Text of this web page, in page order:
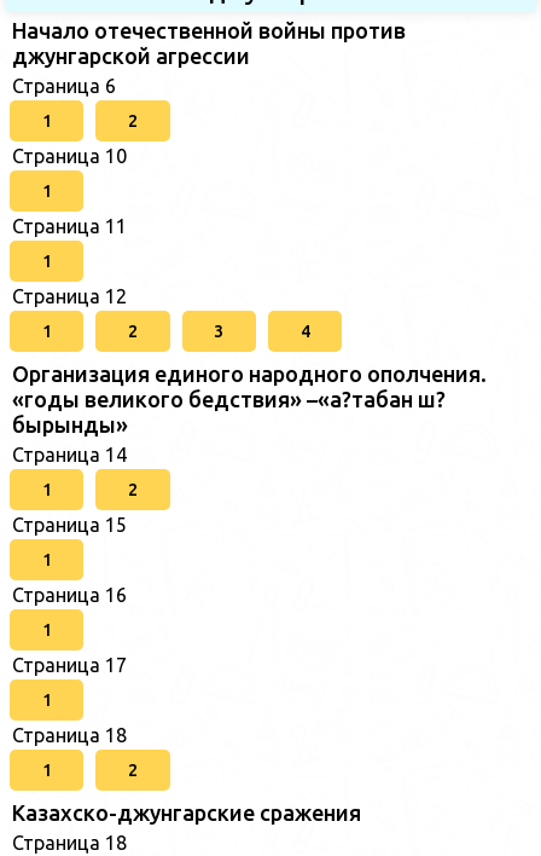
Начало отечественной войны против
джунгарской агрессии
Страница 6
1 2
Страница 10
1
Страница 11
1
Страница 12
1 2 3 4
Организация единого народного ополчения.
«годы великого бедствия» –«а?табан ш?
бырынды»
Страница 14
1 2
Страница 15
1
Страница 16
1
Страница 17
1
Страница 18
1 2
Казахско-джунгарские сражения
Страница 18